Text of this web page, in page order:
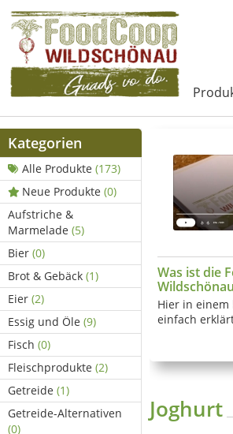
Kategorien
Alle Produkte (173)
Neue Produkte (0)
Aufstriche &
Marmelade (5)
Bier (0)
Brot & Gebäck (1)
Eier (2)
Essig und Öle (9)
Fisch (0)
Fleischprodukte (2)
Getreide (1)
Getreide-Alternativen
(0)
Was ist die
Hier in einem
einfach
Joghurt